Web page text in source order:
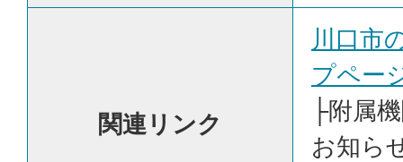
関連リンク
川口市
プペー
├附属
お知ら